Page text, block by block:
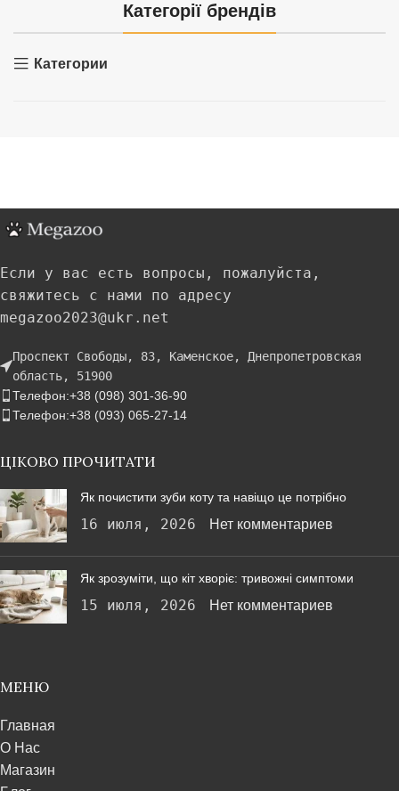
Категорії брендів
Категории
Если у вас есть вопросы, пожалуйста,
свяжитесь с нами по адресу
megazoo2023@ukr.net
Проспект Свободы, 83, Каменское, Днепропетровская
область, 51900
Телефон:+38 (098) 301-36-90
Телефон:+38 (093) 065-27-14
ЦІКОВО ПРОЧИТАТИ
Як почистити зуби коту та навіщо це потрібно
16 июля, 2026 Нет комментариев
Як зрозуміти, що кіт хворіє: тривожні симптоми
15 июля, 2026 Нет комментариев
МЕНЮ
Главная
О Нас
Магазин